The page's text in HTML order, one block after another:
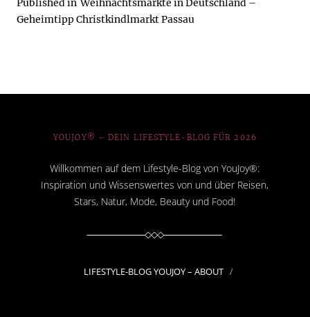
Published in Weihnachtsmärkte in Deutschland –
Geheimtipp Christkindlmarkt Passau
YOUJOY® – DEIN LIFESTYLE-BLOG FÜR 2026
Willkommen auf dem Lifestyle-Blog von YouJoy®:
Inspiration und Wissenswertes von und über Reisen,
Stars, Natur, Mode, Beauty und Food!
LIFESTYLE-BLOG YOUJOY – ABOUT